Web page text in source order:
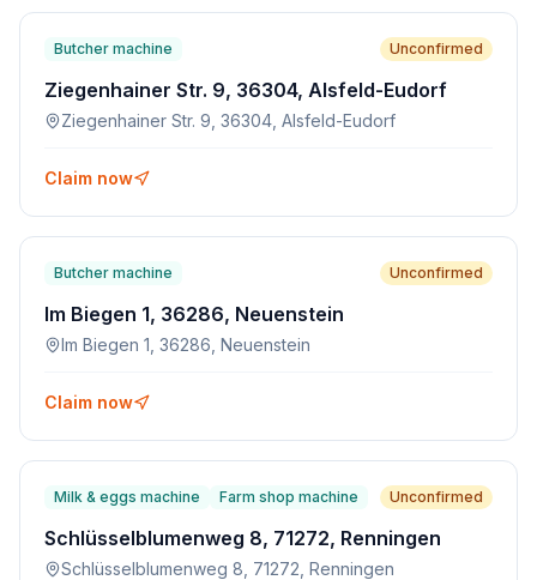
Butcher machine Unconfirmed
Ziegenhainer Str. 9, 36304, Alsfeld-Eudorf
Ziegenhainer Str. 9, 36304, Alsfeld-Eudorf
Claim now
Butcher machine Unconfirmed
Im Biegen 1, 36286, Neuenstein
Im Biegen 1, 36286, Neuenstein
Claim now
Milk & eggs machine Farm shop machine Unconfirmed
Schlüsselblumenweg 8, 71272, Renningen
Schlüsselblumenweg 8, 71272, Renningen